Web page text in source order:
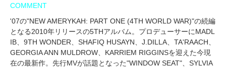
COMMENT
'07の"NEW AMERYKAH: PART ONE (4TH WORLD WAR)"の続編
となる2010年リリースの5THアルバム。プロデューサーにMADL
IB、9TH WONDER、SHAFIQ HUSAYN、J.DILLA、TA'RAACH、
GEORGIA ANN MULDROW、KARRIEM RIGGINSを迎えた今現
在の最新作。先行MVが話題となった"WINDOW SEAT"、SYLVIA